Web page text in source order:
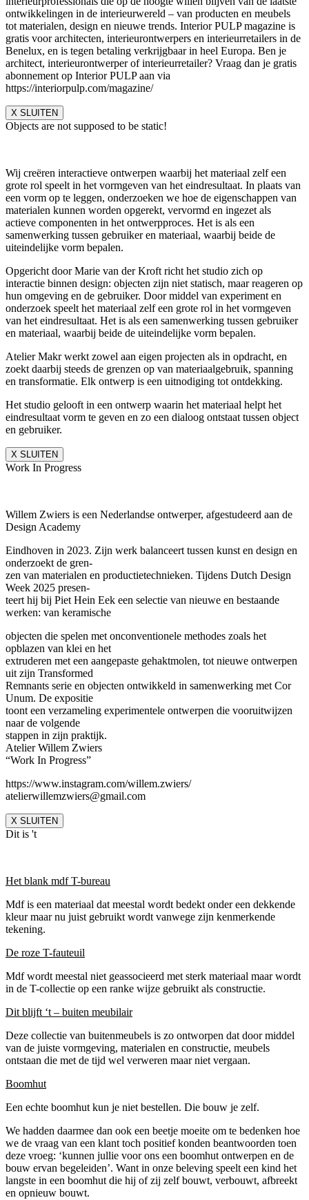
ontwikkelingen in de interieurwereld – van producten en meubels
tot materialen, design en nieuwe trends. Interior PULP magazine is
gratis voor architecten, interieurontwerpers en interieurretailers in de
Benelux, en is tegen betaling verkrijgbaar in heel Europa. Ben je
architect, interieurontwerper of interieurretailer? Vraag dan je gratis
abonnement op Interior PULP aan via
https://interiorpulp.com/magazine/
X SLUITEN
Objects are not supposed to be static!
Wij creëren interactieve ontwerpen waarbij het materiaal zelf een
grote rol speelt in het vormgeven van het eindresultaat. In plaats van
een vorm op te leggen, onderzoeken we hoe de eigenschappen van
materialen kunnen worden opgerekt, vervormd en ingezet als
actieve componenten in het ontwerpproces. Het is als een
samenwerking tussen gebruiker en materiaal, waarbij beide de
uiteindelijke vorm bepalen.
Opgericht door Marie van der Kroft richt het studio zich op
interactie binnen design: objecten zijn niet statisch, maar reageren op
hun omgeving en de gebruiker. Door middel van experiment en
onderzoek speelt het materiaal zelf een grote rol in het vormgeven
van het eindresultaat. Het is als een samenwerking tussen gebruiker
en materiaal, waarbij beide de uiteindelijke vorm bepalen.
Atelier Makr werkt zowel aan eigen projecten als in opdracht, en
zoekt daarbij steeds de grenzen op van materiaalgebruik, spanning
en transformatie. Elk ontwerp is een uitnodiging tot ontdekking.
Het studio gelooft in een ontwerp waarin het materiaal helpt het
eindresultaat vorm te geven en zo een dialoog ontstaat tussen object
en gebruiker.
X SLUITEN
Work In Progress
Willem Zwiers is een Nederlandse ontwerper, afgestudeerd aan de
Design Academy
Eindhoven in 2023. Zijn werk balanceert tussen kunst en design en
onderzoekt de gren-
zen van materialen en productietechnieken. Tijdens Dutch Design
Week 2025 presen-
teert hij bij Piet Hein Eek een selectie van nieuwe en bestaande
werken: van keramische
objecten die spelen met onconventionele methodes zoals het
opblazen van klei en het
extruderen met een aangepaste gehaktmolen, tot nieuwe ontwerpen
uit zijn Transformed
Remnants serie en objecten ontwikkeld in samenwerking met Cor
Unum. De expositie
toont een verzameling experimentele ontwerpen die vooruitwijzen
naar de volgende
stappen in zijn praktijk.
Atelier Willem Zwiers
“Work In Progress”
https://www.instagram.com/willem.zwiers/
atelierwillemzwiers@gmail.com
X SLUITEN
Dit is 't
Het blank mdf T-bureau
Mdf is een materiaal dat meestal wordt bedekt onder een dekkende
kleur maar nu juist gebruikt wordt vanwege zijn kenmerkende
tekening.
De roze T-fauteuil
Mdf wordt meestal niet geassocieerd met sterk materiaal maar wordt
in de T-collectie op een ranke wijze gebruikt als constructie.
Dit blijft ‘t – buiten meubilair
Deze collectie van buitenmeubels is zo ontworpen dat door middel
van de juiste vormgeving, materialen en constructie, meubels
ontstaan die met de tijd wel verweren maar niet vergaan.
Boomhut
Een echte boomhut kun je niet bestellen. Die bouw je zelf.
We hadden daarmee dan ook een beetje moeite om te bedenken hoe
we de vraag van een klant toch positief konden beantwoorden toen
deze vroeg: ‘kunnen jullie voor ons een boomhut ontwerpen en de
bouw ervan begeleiden’. Want in onze beleving speelt een kind het
langste in een boomhut die hij of zij zelf bouwt, verbouwt, afbreekt
en opnieuw bouwt.